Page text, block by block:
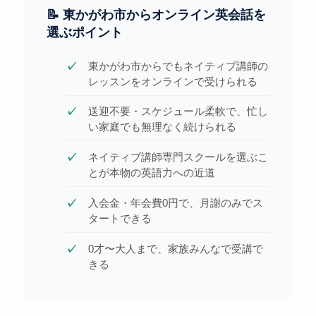
📝 東かがわ市からオンライン英会話を
選ぶポイント
東かがわ市からでもネイティブ講師の
レッスンをオンラインで受けられる
送迎不要・スケジュール柔軟で、忙し
い家庭でも無理なく続けられる
ネイティブ講師専門スクールを選ぶこ
とが本物の英語力への近道
入会金・年会費0円で、月謝のみでス
タートできる
0才〜大人まで、家族みんなで受講で
きる